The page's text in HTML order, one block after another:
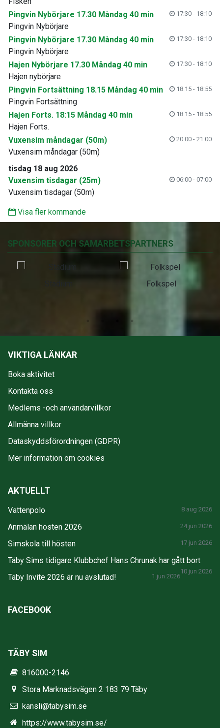
Pingvin Nybörjare 17.30 Måndag 40 min
17:30 - 18:10
Pingvin Nybörjare
Pingvin Nybörjare 17.30 Måndag 40 min
17:30 - 18:10
Pingvin Nybörjare
Hajen Nybörjare 17.30 Måndag 40 min
17:30 - 18:10
Hajen nybörjare
Pingvin Fortsättning 18.15 Måndag 40 min
18:15 - 18:55
Pingvin Fortsättning
Hajen Forts. 18:15 Måndag 40 min
18:15 - 18:55
Hajen Forts.
Vuxensim måndagar (50m)
20:00 - 21:00
Vuxensim måndagar (50m)
tisdag 18 aug 2026
Vuxensim tisdagar (25m)
06:00 - 07:00
Vuxensim tisdagar (50m)
Visa fler kommande
SPONSORER OCH SAMARBETSPARTNERS
Folkspel
VIKTIGA LÄNKAR
Boka aktivitet
Kontakta oss
Medlems -och användarvillkor
Allmänna villkor
Dataskyddsförordningen (GDPR)
Mer information om cookies
AKTUELLT
Vattenpolo 8 aug 2026
Anmälan hösten 2026 24 jun 2026
Simskola till hösten 17 jun 2026
Täby Sims tidigare Klubbchef Hans Chrunak har gått bort
10 jun 2026
Täby Invite 2026 är nu avslutad! 1 jun 2026
FACEBOOK
TÄBY SIM
816000-2146
Stora Marknadsvägen 2 183 79 Täby
kansli@tabysim.se
https://www.tabysim.se/